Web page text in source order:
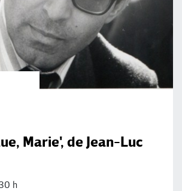
Marie', de Jean-Luc
h